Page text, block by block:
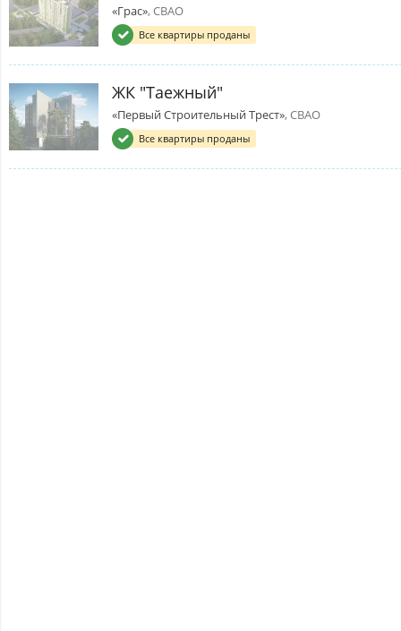
«Грас», СВАО
Все квартиры проданы
ЖК "Таежный"
«Первый Строительный Трест», СВАО
Все квартиры проданы